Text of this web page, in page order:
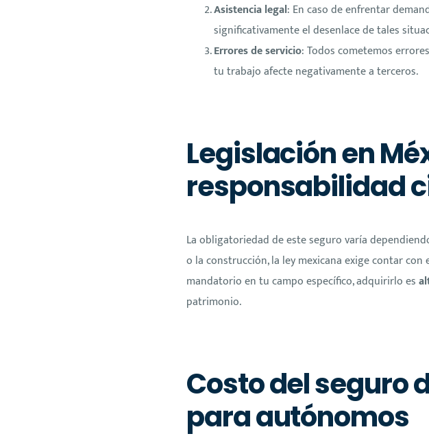
Asistencia legal: En caso de enfrentar
significativamente el desenlace de tales
Errores de servicio: Todos cometemos
tu trabajo afecte negativamente a terceros.
Legislación en
responsabilidad
La obligatoriedad de este seguro varía
o la construcción, la ley mexicana exige contar
mandatorio en tu campo específico, adquirirlo es
patrimonio.
Costo del seguro
para autónomos